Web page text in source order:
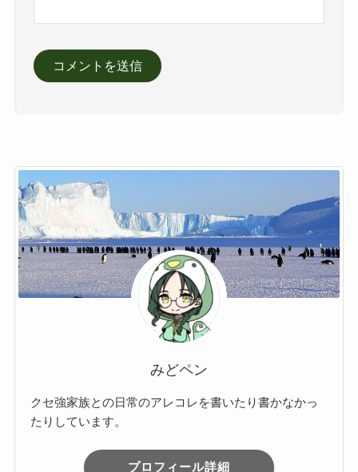
みどペン
クセ強家族との日常のアレコレを書いたり書かなかっ
たりしています。
プロフィール詳細